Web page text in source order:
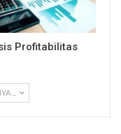
Profitabilitas
...